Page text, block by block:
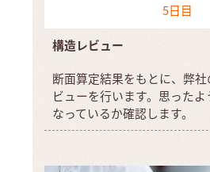
5日目
構造レビュー
断面算定結果をもとに、弊
ビューを行います。思った
なっているか確認します。